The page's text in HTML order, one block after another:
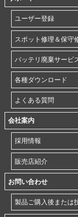
ユーザー登録
スポット修理＆保守
バッテリ廃棄サービ
各種ダウンロード
よくある質問
会社案内
採用情報
販売店紹介
お問い合わせ
製品ご購入後または